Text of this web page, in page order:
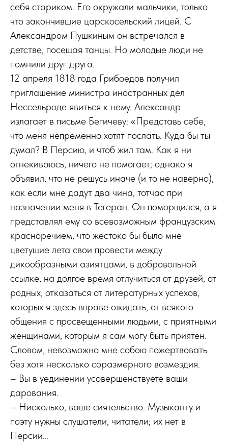
себя стариком. Его окружали мальчики, только
что закончившие царскосельский лицей. С
Александром Пушкиным он встречался в
детстве, посещая танцы. Но молодые люди не
помнили друг друга.
12 апреля 1818 года Грибоедов получил
приглашение министра иностранных дел
Нессельроде явиться к нему. Александр
излагает в письме Бегичеву: «Представь себе,
что меня непременно хотят послать. Куда бы ты
думал? В Персию, и чтоб жил там. Как я ни
отнекиваюсь, ничего не помогает; однако я
объявил, что не решусь иначе (и то не наверно),
как если мне дадут два чина, тотчас при
назначении меня в Тегеран. Он поморщился, а я
представлял ему со всевозможным французским
красноречием, что жестоко бы было мне
цветущие лета свои провести между
дикообразными азиятцами, в добровольной
ссылке, на долгое время отлучиться от друзей, от
родных, отказаться от литературных успехов,
которых я здесь вправе ожидать, от всякого
общения с просвещенными людьми, с приятными
женщинами, которым я сам могу быть приятен.
Словом, невозможно мне собою пожертвовать
без хотя несколько соразмерного возмездия.
– Вы в уединении усовершенствуете ваши
дарования.
– Нисколько, ваше сиятельство. Музыканту и
поэту нужны слушатели, читатели; их нет в
Персии...